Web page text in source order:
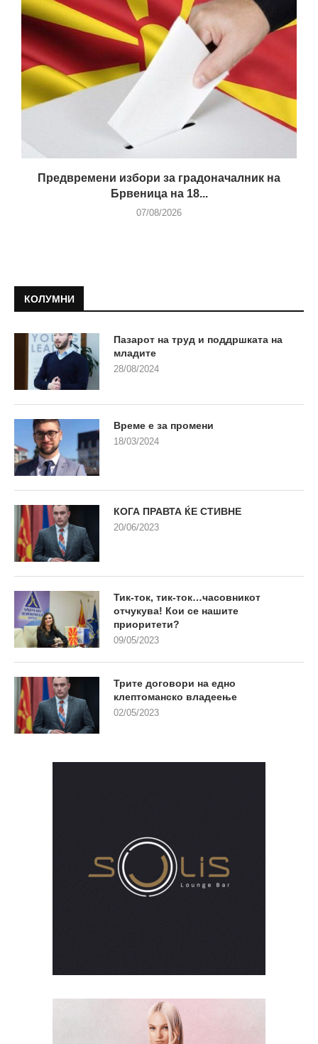
Предвремени избори за градоначалник на
Брвеница на 18...
07/08/2026
КОЛУМНИ
Пазарот на труд и поддршката на
младите
28/08/2024
Време е за промени
18/03/2024
КОГА ПРАВТА ЌЕ СТИВНЕ
20/06/2023
Тик-ток, тик-ток…часовникот
отчукува! Кои се нашите
приоритети?
09/05/2023
Трите договори на едно
клептоманско владеење
02/05/2023